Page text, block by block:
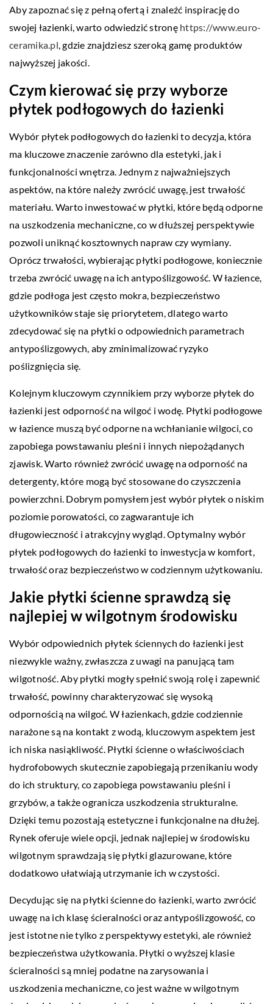
Aby zapoznać się z pełną ofertą i znaleźć inspirację do
swojej łazienki, warto odwiedzić stronę https://www.euro-
ceramika.pl, gdzie znajdziesz szeroką gamę produktów
najwyższej jakości.
Czym kierować się przy wyborze
płytek podłogowych do łazienki
Wybór płytek podłogowych do łazienki to decyzja, która
ma kluczowe znaczenie zarówno dla estetyki, jak i
funkcjonalności wnętrza. Jednym z najważniejszych
aspektów, na które należy zwrócić uwagę, jest trwałość
materiału. Warto inwestować w płytki, które będą odporne
na uszkodzenia mechaniczne, co w dłuższej perspektywie
pozwoli uniknąć kosztownych napraw czy wymiany.
Oprócz trwałości, wybierając płytki podłogowe, koniecznie
trzeba zwrócić uwagę na ich antypoślizgowość. W łazience,
gdzie podłoga jest często mokra, bezpieczeństwo
użytkowników staje się priorytetem, dlatego warto
zdecydować się na płytki o odpowiednich parametrach
antypoślizgowych, aby zminimalizować ryzyko
poślizgnięcia się.
Kolejnym kluczowym czynnikiem przy wyborze płytek do
łazienki jest odporność na wilgoć i wodę. Płytki podłogowe
w łazience muszą być odporne na wchłanianie wilgoci, co
zapobiega powstawaniu pleśni i innych niepożądanych
zjawisk. Warto również zwrócić uwagę na odporność na
detergenty, które mogą być stosowane do czyszczenia
powierzchni. Dobrym pomysłem jest wybór płytek o niskim
poziomie porowatości, co zagwarantuje ich
długowieczność i atrakcyjny wygląd. Optymalny wybór
płytek podłogowych do łazienki to inwestycja w komfort,
trwałość oraz bezpieczeństwo w codziennym użytkowaniu.
Jakie płytki ścienne sprawdzą się
najlepiej w wilgotnym środowisku
Wybór odpowiednich płytek ściennych do łazienki jest
niezwykle ważny, zwłaszcza z uwagi na panującą tam
wilgotność. Aby płytki mogły spełnić swoją rolę i zapewnić
trwałość, powinny charakteryzować się wysoką
odpornością na wilgoć. W łazienkach, gdzie codziennie
narażone są na kontakt z wodą, kluczowym aspektem jest
ich niska nasiąkliwość. Płytki ścienne o właściwościach
hydrofobowych skutecznie zapobiegają przenikaniu wody
do ich struktury, co zapobiega powstawaniu pleśni i
grzybów, a także ogranicza uszkodzenia strukturalne.
Dzięki temu pozostają estetyczne i funkcjonalne na dłużej.
Rynek oferuje wiele opcji, jednak najlepiej w środowisku
wilgotnym sprawdzają się płytki glazurowane, które
dodatkowo ułatwiają utrzymanie ich w czystości.
Decydując się na płytki ścienne do łazienki, warto zwrócić
uwagę na ich klasę ścieralności oraz antypoślizgowość, co
jest istotne nie tylko z perspektywy estetyki, ale również
bezpieczeństwa użytkowania. Płytki o wyższej klasie
ścieralności są mniej podatne na zarysowania i
uszkodzenia mechaniczne, co jest ważne w wilgotnym